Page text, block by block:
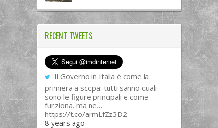
RECENT TWEETS
Il Governo in Italia è come la
primiera a scopa: tutti sanno quali
sono le figure principali e come
funziona, ma ne…
https://t.co/armLfZz3D2
8 years ago